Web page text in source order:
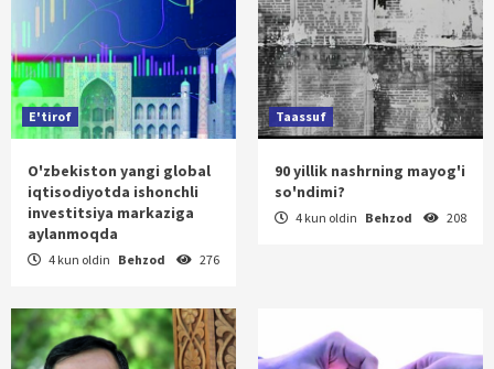
E'tirof
O'zbekiston yangi global
iqtisodiyotda ishonchli
investitsiya markaziga
aylanmoqda
4 kun oldin Behzod 276
Taassuf
90 yillik nashrning mayog'i
so'ndimi?
4 kun oldin Behzod 208